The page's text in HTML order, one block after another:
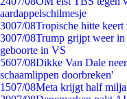
aardappelschilmesje
3007/08Tropische hitte
3007/08Trump grijpt weer in
geboorte in VS
5607/08Dikke Van Dale
schaamlippen doorbreken'
1507/08Meta krijgt half